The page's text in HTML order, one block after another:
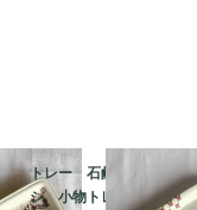
トレー 石鹸 歯ブラ
シ 小物トレー オン